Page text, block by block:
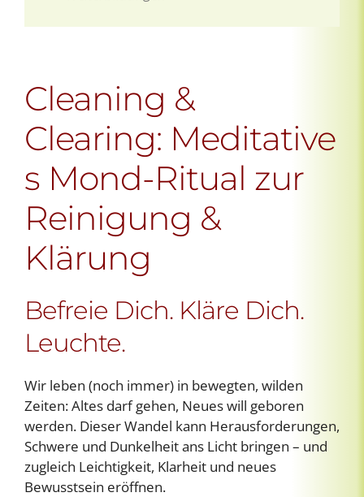
Cleaning &
Clearing: Meditative
s Mond-Ritual zur
Reinigung &
Klärung
Befreie Dich. Kläre Dich.
Leuchte.
Wir leben (noch immer) in bewegten, wilden
Zeiten: Altes darf gehen, Neues will geboren
werden. Dieser Wandel kann Herausforderungen,
Schwere und Dunkelheit ans Licht bringen – und
zugleich Leichtigkeit, Klarheit und neues
Bewusstsein eröffnen.